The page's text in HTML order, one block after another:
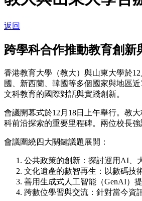
返回
跨學科合作推動教育創新
香港教育大學（教大）與山東大學於
國、新西蘭、韓國等多個國家與地區
文科教育的國際對話與實踐創新。
會議開幕式於12月18日上午舉行。教
科前沿探索的重要里程碑。兩位校長
會議圍繞四大關鍵議題展開：
公共政策的創新：探討運用AI、
文化遺產的數智再生：以數碼技
善用生成式人工智能（GenAI）
跨數位學習與交流：針對當今資